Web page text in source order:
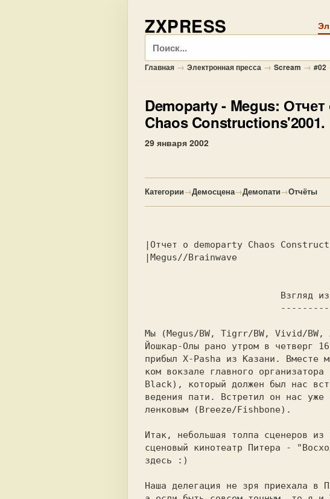
ZXPRESS
Поиск
Главная → Электронная пресса → Scream → #02
Demoparty- Megus: Отчет
Chaos Constructions'2001.
29 января 2002
Категории→Демосцена→Демопати→Отчёты